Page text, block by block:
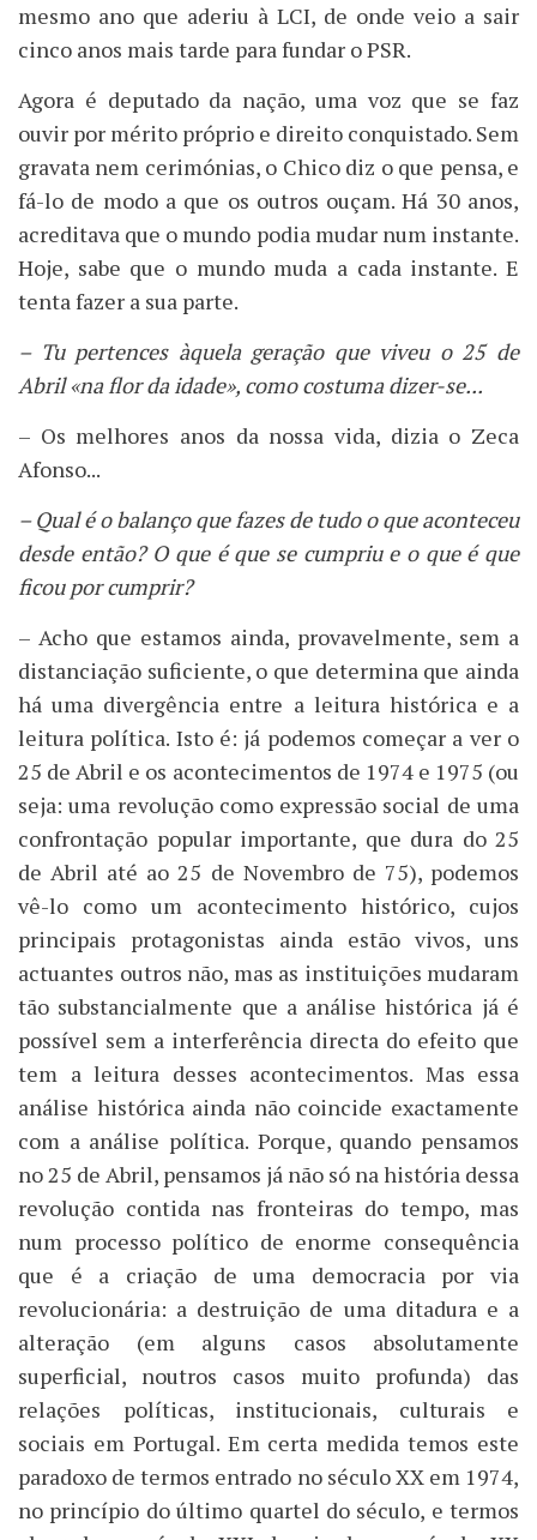
mesmo ano que aderiu à LCI, de onde veio a sair
cinco anos mais tarde para fundar o PSR.
Agora é deputado da nação, uma voz que se faz
ouvir por mérito próprio e direito conquistado. Sem
gravata nem cerimónias, o Chico diz o que pensa, e
fá-lo de modo a que os outros ouçam. Há 30 anos,
acreditava que o mundo podia mudar num instante.
Hoje, sabe que o mundo muda a cada instante. E
tenta fazer a sua parte.
– Tu pertences àquela geração que viveu o 25 de
Abril «na flor da idade», como costuma dizer-se...
– Os melhores anos da nossa vida, dizia o Zeca
Afonso...
– Qual é o balanço que fazes de tudo o que aconteceu
desde então? O que é que se cumpriu e o que é que
ficou por cumprir?
– Acho que estamos ainda, provavelmente, sem a
distanciação suficiente, o que determina que ainda
há uma divergência entre a leitura histórica e a
leitura política. Isto é: já podemos começar a ver o
25 de Abril e os acontecimentos de 1974 e 1975 (ou
seja: uma revolução como expressão social de uma
confrontação popular importante, que dura do 25
de Abril até ao 25 de Novembro de 75), podemos
vê-lo como um acontecimento histórico, cujos
principais protagonistas ainda estão vivos, uns
actuantes outros não, mas as instituições mudaram
tão substancialmente que a análise histórica já é
possível sem a interferência directa do efeito que
tem a leitura desses acontecimentos. Mas essa
análise histórica ainda não coincide exactamente
com a análise política. Porque, quando pensamos
no 25 de Abril, pensamos já não só na história dessa
revolução contida nas fronteiras do tempo, mas
num processo político de enorme consequência
que é a criação de uma democracia por via
revolucionária: a destruição de uma ditadura e a
alteração (em alguns casos absolutamente
superficial, noutros casos muito profunda) das
relações políticas, institucionais, culturais e
sociais em Portugal. Em certa medida temos este
paradoxo de termos entrado no século XX em 1974,
no princípio do último quartel do século, e termos